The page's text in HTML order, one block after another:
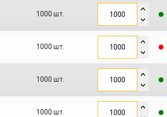
1000 шт.
1000 шт.
1000 шт.
1000 шт.